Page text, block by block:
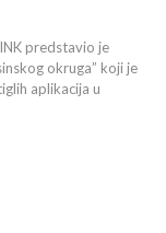
predstavio je
okruga” koji je
aplikacija u